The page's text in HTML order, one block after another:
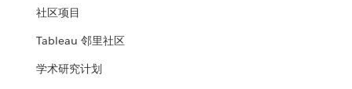
社区项目
Tableau 邻里社区
学术研究计划